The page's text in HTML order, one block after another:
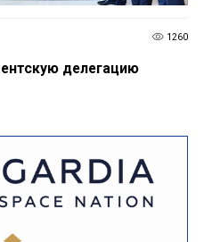
1260
делегацию